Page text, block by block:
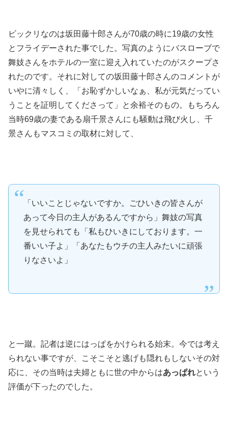
ビックリなのは坂田藤十郎さんが70歳の時に19歳の女性
とフライデーされた事でした。写真のようにバスローブで
舞妓さんをホテルの一室に迎え入れていたのがスクープさ
れたのです。それに対しての坂田藤十郎さんのコメントが
いやに清々しく、「お恥ずかしいなぁ、私が元気だってい
うことを証明してくださって」と余裕そのもの。もちろん
当時69歳の妻である扇千景さんにも騒動は飛び火し、千
景さんもマスコミの取材に対して、
「いいことじゃないですか。ごひいきの皆さんが
あって今日の主人があるんですから」舞妓の写真
を見せられても「私もひいきにしております。一
番いい子よ」「あなたもウチの主人みたいに頑張
りなさいよ」
と一蹴。記者は逆にはっぱをかけられる始末。今では考え
られない事ですが、こそこそと逃げも隠れもしないその対
応に、その当時は夫婦ともに世の中からはあっぱれという
評価が下ったのでした。